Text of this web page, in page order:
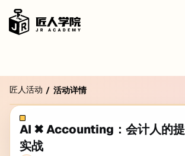
匠人活动 / 活动详情
AI ✖ Accounting：会计人的
实战